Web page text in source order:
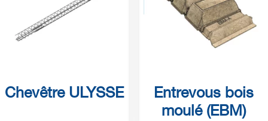
Chevêtre ULYSSE
Entrevous bois
moulé (EBM)